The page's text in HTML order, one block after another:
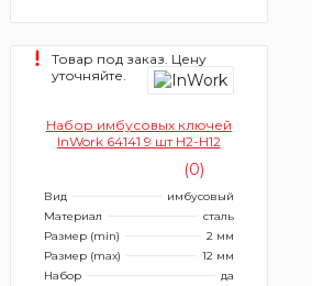
Товар под заказ. Цену
уточняйте.
Набор имбусовых ключей
InWork 64141 9 шт H2-H12
(0)
Вид
имбусовый
Материал
сталь
Размер (min)
2 мм
Размер (max)
12 мм
Набор
да